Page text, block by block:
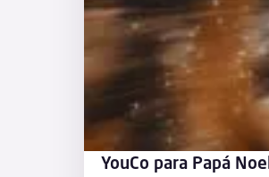
YouCo para Papá